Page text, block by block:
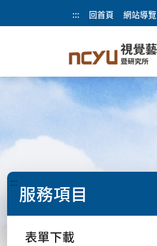
::: 回首頁 網站導覽
::: 服務項目
表單下載